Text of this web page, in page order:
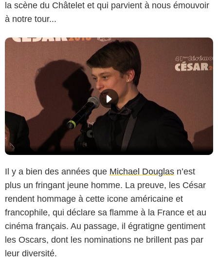
la scène du Châtelet et qui parvient à nous émouvoir
à notre tour...
Il y a bien des années que Michael Douglas n’est
plus un fringant jeune homme. La preuve, les César
rendent hommage à cette icone américaine et
francophile, qui déclare sa flamme à la France et au
cinéma français. Au passage, il égratigne gentiment
les Oscars, dont les nominations ne brillent pas par
leur diversité.